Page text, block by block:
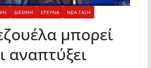
ΔΙΕΘΝΗ ΕΡΕΥΝΑ ΝΕΑ ΤΑΞΗ
μπορεί
αναπτύξει